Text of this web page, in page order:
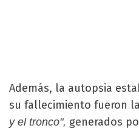
Además, la autopsia
su fallecimiento fueron
y el tronco", generados